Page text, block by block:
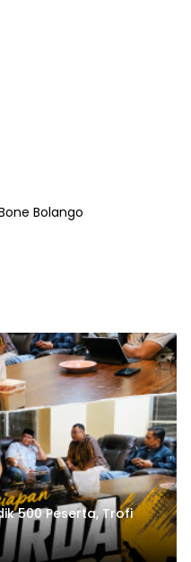
Bolango
500 Peserta, Trofi